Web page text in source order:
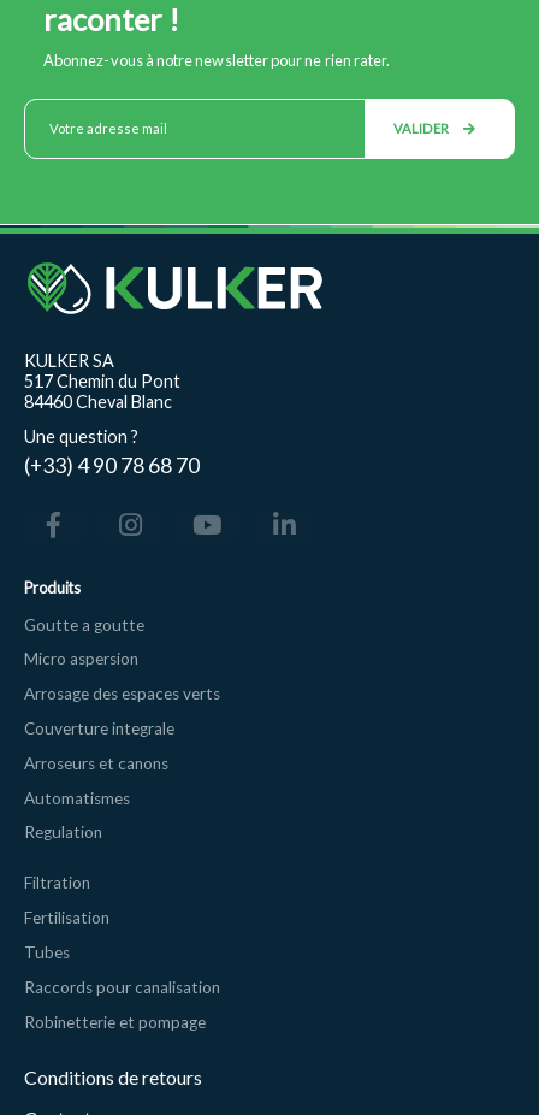
raconter !
Abonnez-vous à notre newsletter pour ne rien rater.
VALIDER
KULKER SA
517 Chemin du Pont
84460 Cheval Blanc
Une question ?
(+33) 4 90 78 68 70
Produits
Goutte a goutte
Micro aspersion
Arrosage des espaces verts
Couverture integrale
Arroseurs et canons
Automatismes
Regulation
Filtration
Fertilisation
Tubes
Raccords pour canalisation
Robinetterie et pompage
Conditions de retours